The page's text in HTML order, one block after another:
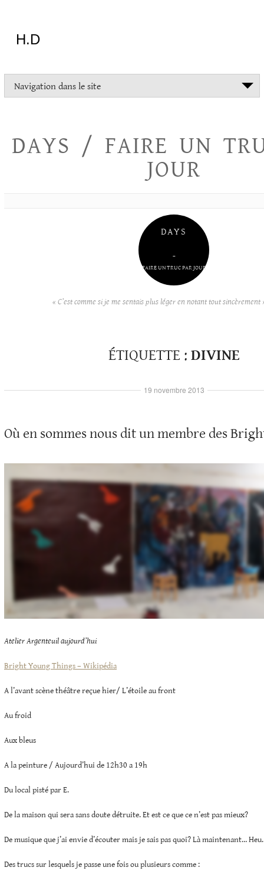
H.D
tout
essayer
Navigation dans le site
DAYS / FAIRE UN
JOUR
DAYS
–
FAIRE UN TRUC PAR JOUR
« C’est comme si je me sentais plus léger en notant tout sincèrement
ÉTIQUETTE : DIVINE
Où en sommes nous dit un membre des
Atelier Argenteuil aujourd’hui
Bright Young Things – Wikipédia
A l’avant scène théâtre reçue hier/ L’étoile au front
Au froid
Aux bleus
A la peinture / Aujourd’hui de 12h30 a 19h
Du local pisté par E.
De la maison qui sera sans doute détruite. Et est ce que ce n’est pas mieux?
De musique que j’ai envie d’écouter mais je sais pas quoi? Là maintenant…
Des trucs sur lesquels je passe une fois ou plusieurs comme :
19 novembre 2013